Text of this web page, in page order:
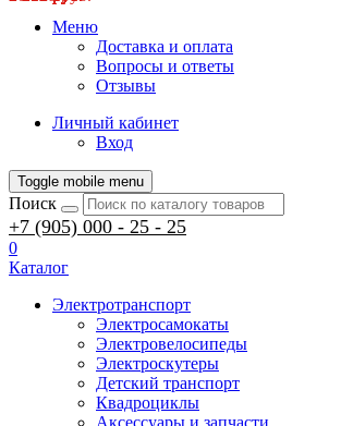
Меню
Доставка и оплата
Вопросы и ответы
Отзывы
Личный кабинет
Вход
Toggle mobile menu
Поиск
+7 (905) 000 - 25 - 25
0
Каталог
Электротранспорт
Электросамокаты
Электровелосипеды
Электроскутеры
Детский транспорт
Квадроциклы
Аксессуары и запчасти